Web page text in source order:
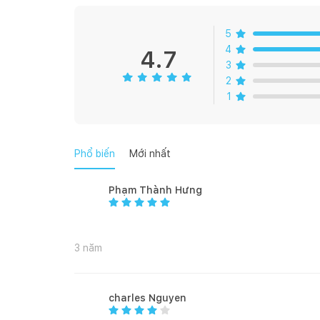
- Vị trí lắp đặt: cửa sổ, cửa chính
- Rèm may hoàn thiện đã gắn vòng Ore đục lỗ
- Đóng gói: 1 sản phẩm = 1 cánh rèm kích cỡ tương
- Lưu ý: Kích thước rèm trên shop đo căng thẳng,
4.7
5
4
3
2
1
Phổ biến Mới nhất
Phạm Thành Hưng
3 năm
charles Nguyen